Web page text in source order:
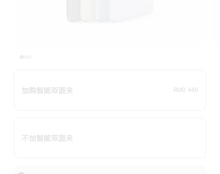
加购智能双面夹 RMB 449
不加智能双面夹